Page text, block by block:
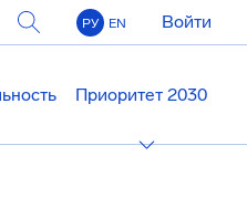
РУ EN Войти
Приоритет 2030